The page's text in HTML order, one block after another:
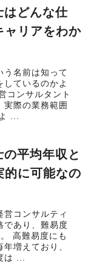
はどんな仕
ャリアをわか
う名前は知って
しているのかよ
コンサルタント
実際の業務範囲
...
平均年収と
的に可能なの
コンサルティ
であり、難易度
高難易度にも
増えており、
...